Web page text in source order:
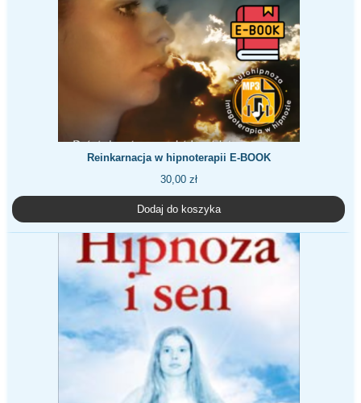
Reinkarnacja w hipnoterapii E-BOOK
30,00 zł
Dodaj do koszyka